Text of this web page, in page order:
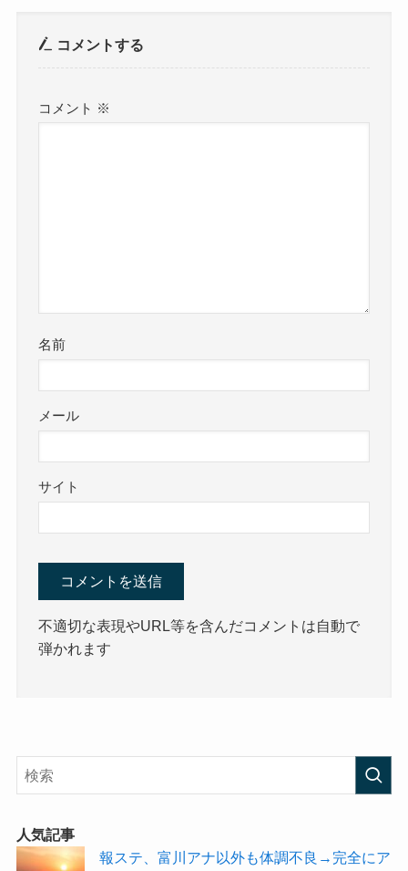
コメントする
コメント ※
名前
メール
サイト
不適切な表現やURL等を含んだコメントは自動で
弾かれます
人気記事
報ステ、富川アナ以外も体調不良→完全にア